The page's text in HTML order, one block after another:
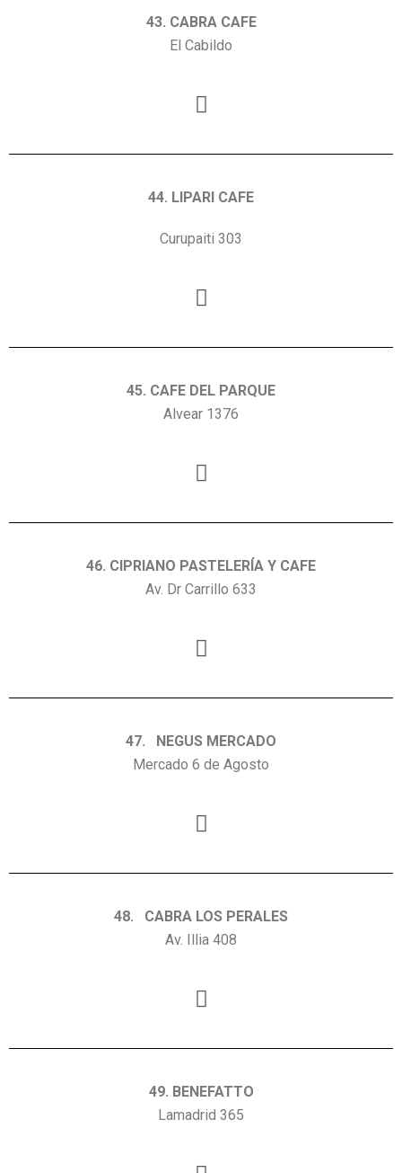
43. CABRA CAFE
El Cabildo
44. LIPARI CAFE
Curupaiti 303
45. CAFE DEL PARQUE
Alvear 1376
46. CIPRIANO PASTELERÍA Y CAFE
Av. Dr Carrillo 633
47. NEGUS MERCADO
Mercado 6 de Agosto
48. CABRA LOS PERALES
Av. Illia 408
49. BENEFATTO
Lamadrid 365